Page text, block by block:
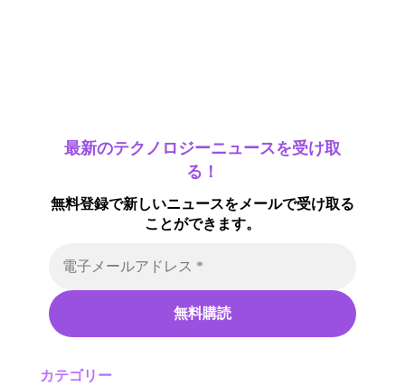
最新のテクノロジーニュースを受け取
る！
無料登録で新しいニュースをメールで受け取る
ことができます。
カテゴリー